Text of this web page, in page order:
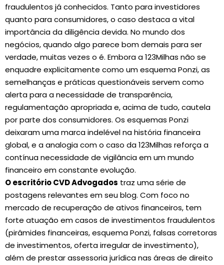
fraudulentos já conhecidos. Tanto para investidores
quanto para consumidores, o caso destaca a vital
importância da diligência devida. No mundo dos
negócios, quando algo parece bom demais para ser
verdade, muitas vezes o é. Embora a 123Milhas não se
enquadre explicitamente como um esquema Ponzi, as
semelhanças e práticas questionáveis servem como
alerta para a necessidade de transparência,
regulamentação apropriada e, acima de tudo, cautela
por parte dos consumidores. Os esquemas Ponzi
deixaram uma marca indelével na história financeira
global, e a analogia com o caso da 123Milhas reforça a
contínua necessidade de vigilância em um mundo
financeiro em constante evolução.
O escritório CVD Advogados traz uma série de
postagens relevantes em seu blog. Com foco no
mercado de recuperação de ativos financeiros, tem
forte atuação em casos de investimentos fraudulentos
(pirâmides financeiras, esquema Ponzi, falsas corretoras
de investimentos, oferta irregular de investimento),
além de prestar assessoria jurídica nas áreas de direito